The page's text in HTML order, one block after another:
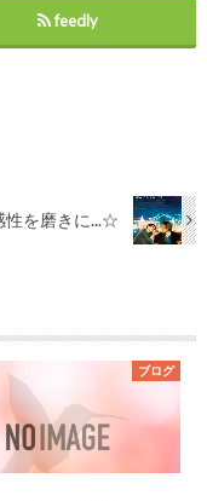
feedly
性を磨きに...☆
ブログ